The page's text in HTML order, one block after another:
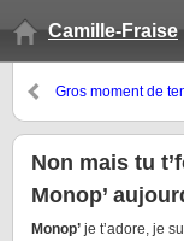
Camille-Fraise
Gros moment de
Non mais tu
Monop’
Monop’ je t’adore, je